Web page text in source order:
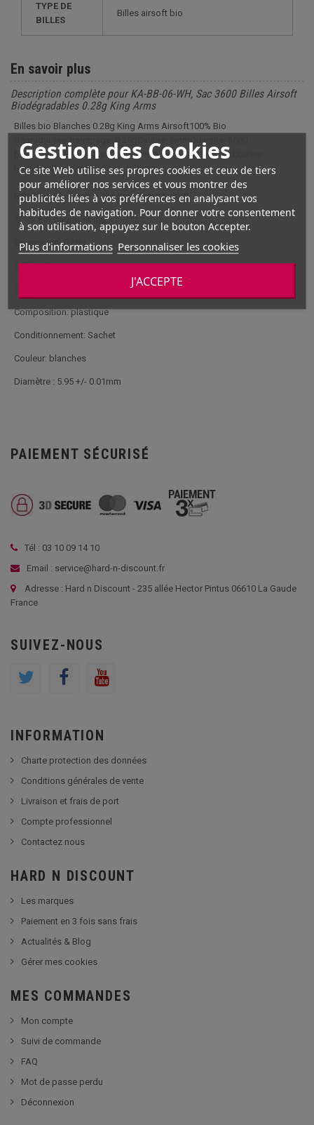
Gestion des Cookies
Ce site Web utilise ses propres cookies et ceux de tiers
pour améliorer nos services et vous montrer des
publicités liées à vos préférences en analysant vos
habitudes de navigation. Pour donner votre consentement
à son utilisation, appuyez sur le bouton Accepter.
Plus d'informations Personnaliser les cookies
J'ACCEPTE
TYPE DE
BILLES
Billes airsoft bio
En savoir plus
Description complète pour KA-BB-06-WH, Sac 3600 Billes Airsoft
Biodégradables 0.28g King Arms
Billes bio Blanches 0.28g King Arms Airsoft100% Bio
dégradablesGrammage: 0,28gCalibre: 6mmQuantité: 3600
billesComposition: plastiqueConditionnement: SachetCouleur:
blanchesDiamètre : 5.95 +/- 0.01mm
Billes bio Blanches 0.28g King Arms Airsoft
100% Bio dégradables
Grammage: 0,28g
Calibre: 6mm
Composition: plastique
Conditionnement: Sachet
Couleur: blanches
Diamètre : 5.95 +/- 0.01mm
PAIEMENT SÉCURISÉ
Tél : 03 10 09 14 10
Email : service@hard-n-discount.fr
Adresse : Hard n Discount - 235 allée Hector Pintus 06610 La Gaude
France
SUIVEZ-NOUS
INFORMATION
Charte protection des données
Conditions générales de vente
Livraison et frais de port
Compte professionnel
Contactez nous
HARD N DISCOUNT
Les marques
Paiement en 3 fois sans frais
Actualités & Blog
Gérer mes cookies
MES COMMANDES
Mon compte
Suivi de commande
FAQ
Mot de passe perdu
Déconnexion